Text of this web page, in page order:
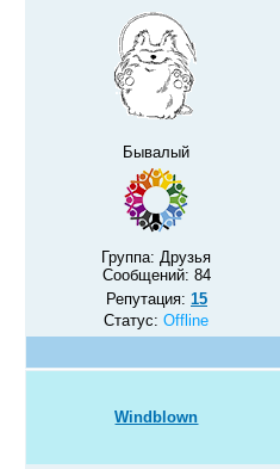
Бывалый
Группа: Друзья
Сообщений: 84
Репутация: 15
Статус:Offline
Windblown